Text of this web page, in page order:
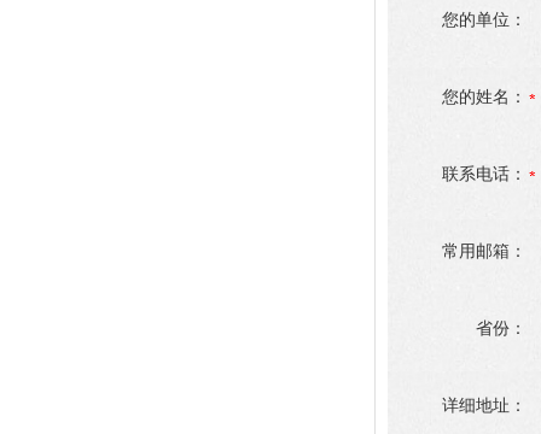
您的单位：
您的姓名：
联系电话：
常用邮箱：
省份：
详细地址：